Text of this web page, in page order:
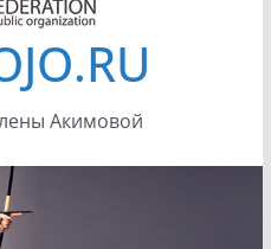
Акимовой